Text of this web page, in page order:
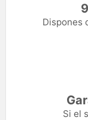
Dispones
Si el